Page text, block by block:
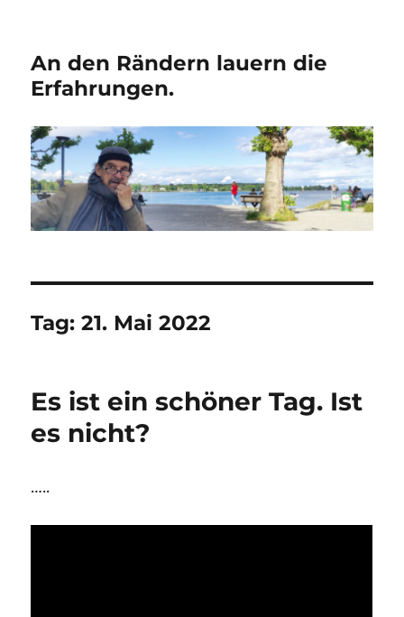
An den Rändern lauern die
Erfahrungen.
Tag:21. Mai 2022
Es ist ein schöner Tag. Ist
es nicht?
…..